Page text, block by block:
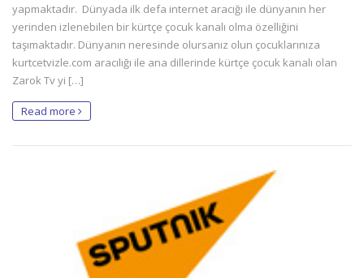
yapmaktadır. Dünyada ilk defa internet aracığı ile dünyanın her
yerinden izlenebilen bir kürtçe çocuk kanalı olma özelliğini
taşımaktadır. Dünyanın neresinde olursanız olun çocuklarınıza
kurtcetvizle.com aracılığı ile ana dillerinde kürtçe çocuk kanalı olan
Zarok Tv yi […]
Read more